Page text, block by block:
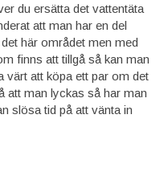
du ersätta det vattentäta
att man har en del
här området men med
finns att tillgå så kan man
värt att köpa ett par om det
att man lyckas så har man
slösa tid på att vänta in